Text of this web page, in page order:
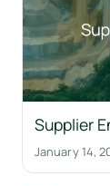
Supplier
January 14,